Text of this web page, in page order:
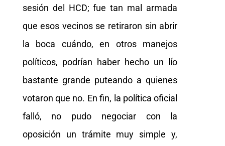
sesión del HCD; fue tan mal armada
que esos vecinos se retiraron sin abrir
la boca cuándo, en otros manejos
políticos, podrían haber hecho un lío
bastante grande puteando a quienes
votaron que no. En fin, la política oficial
falló, no pudo negociar con la
oposición un trámite muy simple y,